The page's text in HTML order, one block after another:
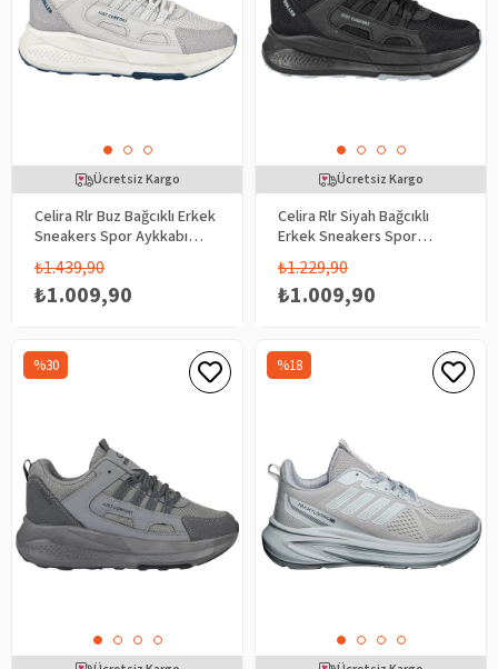
Celira Rlr Buz Bağcıklı Erkek
Sneakers Spor Aykkabı
2025
₺1.009,90
₺1.439,90
Ücretsiz Kargo
Celira Rlr Siyah Bağcıklı
Erkek Sneakers Spor
Aykkabı 2025
₺1.009,90
₺1.229,90
Ücretsiz Kargo
%30 %18